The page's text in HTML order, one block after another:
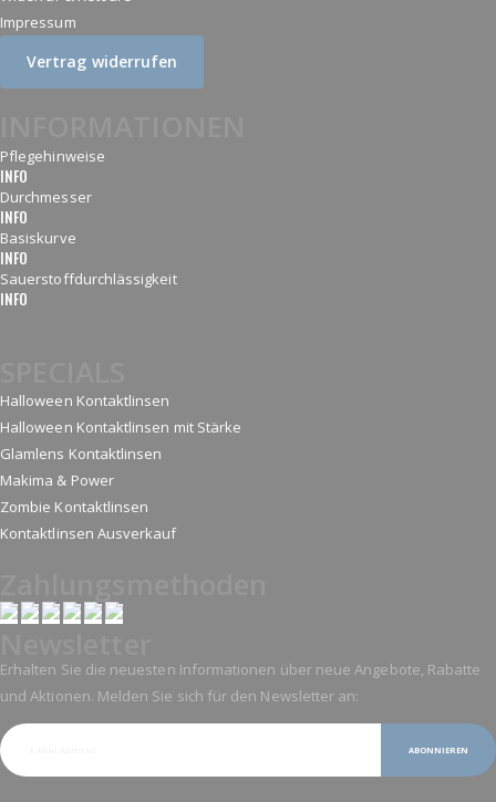
Impressum
Vertrag widerrufen
Pflegehinweise
INFO
Durchmesser
INFO
Basiskurve
INFO
Sauerstoffdurchlässigkeit
INFO
Halloween Kontaktlinsen
Halloween Kontaktlinsen mit Stärke
Glamlens Kontaktlinsen
Makima & Power
Zombie Kontaktlinsen
Kontaktlinsen Ausverkauf
Erhalten Sie die neuesten Informationen über neue Angebote, Rabatte
und Aktionen. Melden Sie sich für den Newsletter an:
ABONNIEREN